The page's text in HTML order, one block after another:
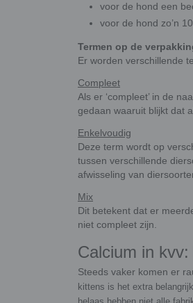
voor de hond een
voor de hond zo’n
Termen op de
Er worden verschillende
Compleet
Als er ‘compleet’ in de
gedaan waaruit blijkt dat
Enkelvoudig
Deze term wordt op
tussen verschillende
afwisseling van
Mix
Dit betekent dat er
niet compleet zijn.
Calcium in
Steeds vaker komen er
kittens is het extra